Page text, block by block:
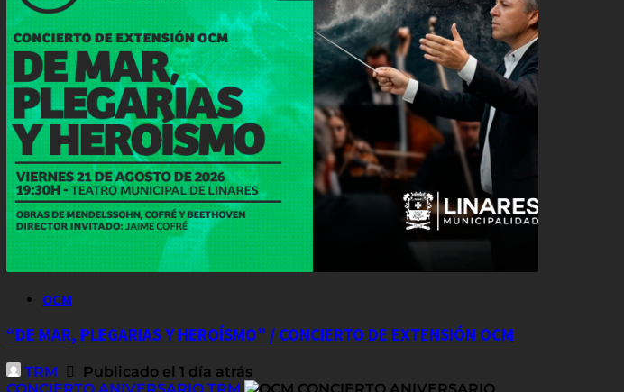
OCM
“DE MAR, PLEGARIAS Y HEROÍSMO” / CONCIERTO DE EXTENSIÓN OCM
TRM
Publicado el 1 día atrás